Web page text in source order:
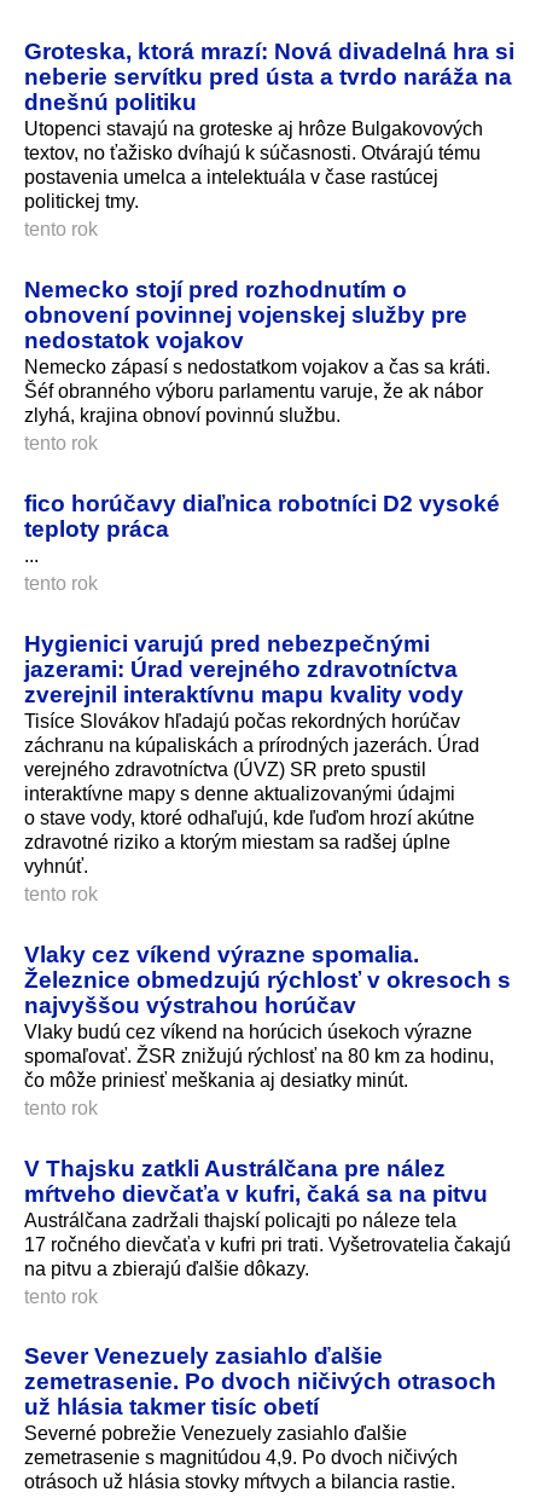
Groteska, ktorá mrazí: Nová divadelná hra si
neberie servítku pred ústa a tvrdo naráža na
dnešnú politiku
Utopenci stavajú na groteske aj hrôze Bulgakovových
textov, no ťažisko dvíhajú k súčasnosti. Otvárajú tému
postavenia umelca a intelektuála v čase rastúcej
politickej tmy.
tento rok
Nemecko stojí pred rozhodnutím o
obnovení povinnej vojenskej služby pre
nedostatok vojakov
Nemecko zápasí s nedostatkom vojakov a čas sa kráti.
Šéf obranného výboru parlamentu varuje, že ak nábor
zlyhá, krajina obnoví povinnú službu.
tento rok
fico horúčavy diaľnica robotníci D2 vysoké
teploty práca
...
tento rok
Hygienici varujú pred nebezpečnými
jazerami: Úrad verejného zdravotníctva
zverejnil interaktívnu mapu kvality vody
Tisíce Slovákov hľadajú počas rekordných horúčav
záchranu na kúpaliskách a prírodných jazerách. Úrad
verejného zdravotníctva (ÚVZ) SR preto spustil
interaktívne mapy s denne aktualizovanými údajmi
o stave vody, ktoré odhaľujú, kde ľuďom hrozí akútne
zdravotné riziko a ktorým miestam sa radšej úplne
vyhnúť.
tento rok
Vlaky cez víkend výrazne spomalia.
Železnice obmedzujú rýchlosť v okresoch s
najvyššou výstrahou horúčav
Vlaky budú cez víkend na horúcich úsekoch výrazne
spomaľovať. ŽSR znižujú rýchlosť na 80 km za hodinu,
čo môže priniesť meškania aj desiatky minút.
tento rok
V Thajsku zatkli Austrálčana pre nález
mŕtveho dievčaťa v kufri, čaká sa na pitvu
Austrálčana zadržali thajskí policajti po náleze tela
17 ročného dievčaťa v kufri pri trati. Vyšetrovatelia čakajú
na pitvu a zbierajú ďalšie dôkazy.
tento rok
Sever Venezuely zasiahlo ďalšie
zemetrasenie. Po dvoch ničivých otrasoch
už hlásia takmer tisíc obetí
Severné pobrežie Venezuely zasiahlo ďalšie
zemetrasenie s magnitúdou 4,9. Po dvoch ničivých
otrásoch už hlásia stovky mŕtvych a bilancia rastie.